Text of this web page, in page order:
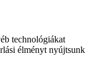
technológiákat
élményt nyújtsunk